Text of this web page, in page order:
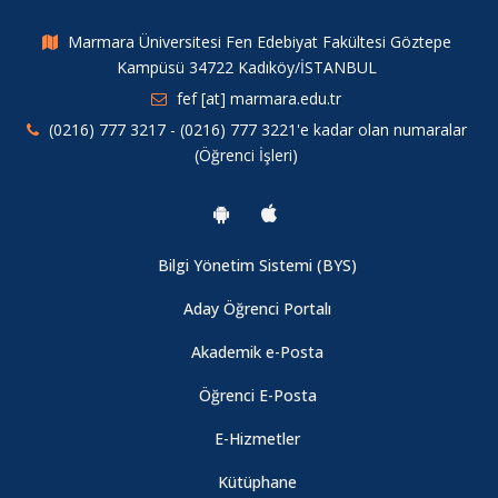
Marmara Üniversitesi 2019 Akademik Yayın ve Proje Ödülleri
2020 Zorunlu Yabancı Dil Hazırlık Sınıflarında Başarısız Olan
Programlarına Yerleştirilme İşlemleri (ÖSYM)
2020-2021 Eğitim-Öğretim Yılı Güz Yarıyılı Ara Sınav Uygulama
Marmara Üniversitesi Fen Edebiyat Fakültesi Göztepe
Kampüsü 34722 Kadıköy/İSTANBUL
fef [at] marmara.edu.tr
(0216) 777 3217 - (0216) 777 3221'e kadar olan numaralar
(Öğrenci İşleri)
Bilgi Yönetim Sistemi (BYS)
Aday Öğrenci Portalı
Akademik e-Posta
Öğrenci E-Posta
E-Hizmetler
Kütüphane